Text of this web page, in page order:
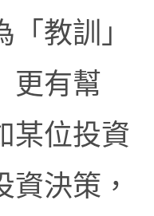
教訓」
更有幫
某位投資
決策，